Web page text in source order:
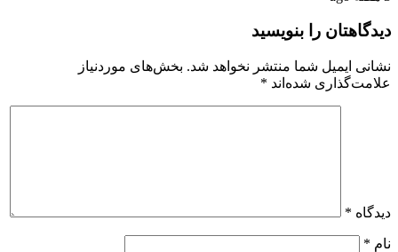
را بنویسید
ایمیل شما منتشر نخواهد شد. بخش‌های موردنیاز
شده‌اند*
*
*